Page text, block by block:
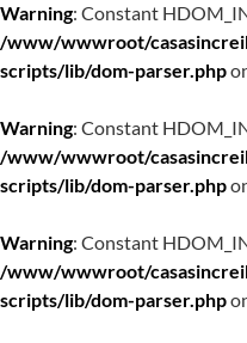
Warning: Constant
/www/wwwroot/
scripts/lib/dom-parser.php
Warning: Constant
/www/wwwroot/
scripts/lib/dom-parser.php
Warning: Constant
/www/wwwroot/
scripts/lib/dom-parser.php